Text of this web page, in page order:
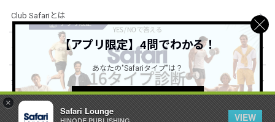
×
Safari Lounge
VIEW
Club Safariとは
ショッピングガイド
会社概要・規約
【アプリ限定】4問でわかる！
あなたの"Safariタイプ"は？
詳しくはこちら ＞